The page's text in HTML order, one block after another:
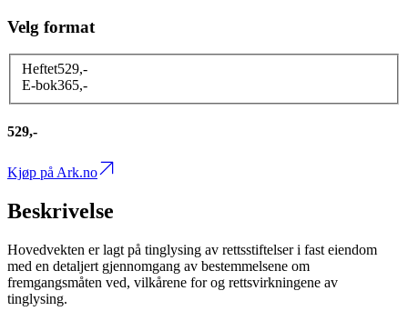
Velg format
Heftet529,-
E-bok365,-
529,-
Kjøp på Ark.no
Beskrivelse
Hovedvekten er lagt på tinglysing av rettsstiftelser i fast eiendom
med en detaljert gjennomgang av bestemmelsene om
fremgangsmåten ved, vilkårene for og rettsvirkningene av
tinglysing.